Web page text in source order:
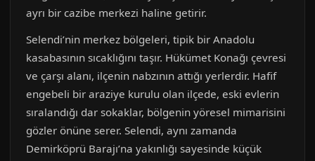
ayrı bir cazibe merkezi haline getirir.
Selendi’nin merkez bölgeleri, tipik bir Anadolu
kasabasının sıcaklığını taşır. Hükümet Konağı çevresi
ve çarşı alanı, ilçenin nabzının attığı yerlerdir. Hafif
engebeli bir araziye kurulu olan ilçede, eski evlerin
sıralandığı dar sokaklar, bölgenin yöresel mimarisini
gözler önüne serer. Selendi, aynı zamanda
Demirköprü Barajı’na yakınlığı sayesinde küçük